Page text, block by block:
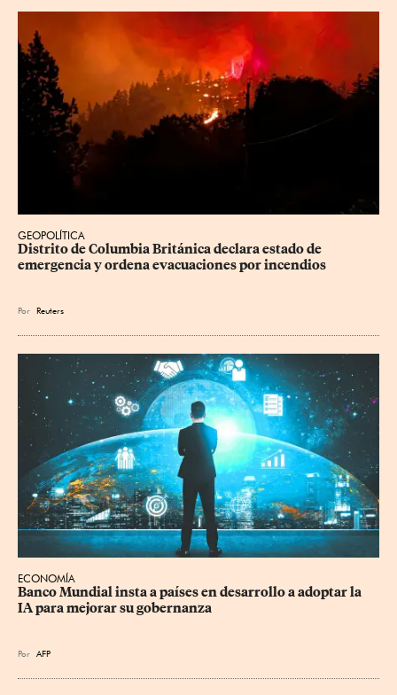
GEOPOLÍTICA
Distrito de Columbia Británica declara estado de
emergencia y ordena evacuaciones por incendios
Por Reuters
ECONOMÍA
Banco Mundial insta a países en desarrollo a adoptar la
IA para mejorar su gobernanza
Por AFP